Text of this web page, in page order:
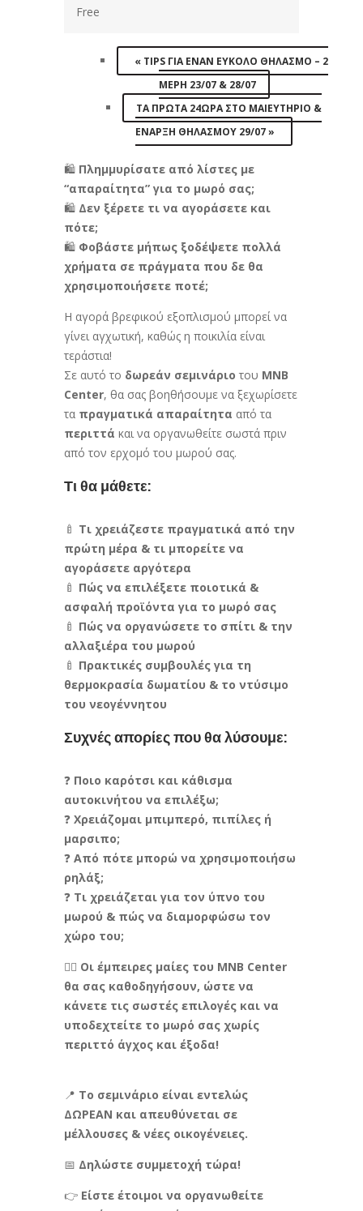
Free
«TIPS ΓΙΑ ΕΝΑΝ ΕΥΚΟΛΟ ΘΗΛΑΣΜΟ – 2
ΜΈΡΗ 23/07 & 28/07
ΤΑ ΠΡΩΤΑ 24ΩΡΑ ΣΤΟ ΜΑΙΕΥΤΗΡΙΟ &
ΕΝΑΡΞΗ ΘΗΛΑΣΜΟΥ 29/07»
🛍️ Πλημμυρίσατε από λίστες με
“απαραίτητα” για το μωρό σας;
🛍️ Δεν ξέρετε τι να αγοράσετε και
πότε;
🛍️ Φοβάστε μήπως ξοδέψετε πολλά
χρήματα σε πράγματα που δε θα
χρησιμοποιήσετε ποτέ;
Η αγορά βρεφικού εξοπλισμού μπορεί να
γίνει αγχωτική, καθώς η ποικιλία είναι
τεράστια!
Σε αυτό το δωρεάν σεμινάριο του MNB
Center, θα σας βοηθήσουμε να ξεχωρίσετε
τα πραγματικά απαραίτητα από τα
περιττά και να οργανωθείτε σωστά πριν
από τον ερχομό του μωρού σας.
Τι θα μάθετε:
🍼 Τι χρειάζεστε πραγματικά από την
πρώτη μέρα & τι μπορείτε να
αγοράσετε αργότερα
🍼 Πώς να επιλέξετε ποιοτικά &
ασφαλή προϊόντα για το μωρό σας
🍼 Πώς να οργανώσετε το σπίτι & την
αλλαξιέρα του μωρού
🍼 Πρακτικές συμβουλές για τη
θερμοκρασία δωματίου & το ντύσιμο
του νεογέννητου
Συχνές απορίες που θα λύσουμε:
❓ Ποιο καρότσι και κάθισμα
αυτοκινήτου να επιλέξω;
❓ Χρειάζομαι μπιμπερό, πιπίλες ή
μαρσιπο;
❓ Από πότε μπορώ να χρησιμοποιήσω
ρηλάξ;
❓ Τι χρειάζεται για τον ύπνο του
μωρού & πώς να διαμορφώσω τον
χώρο του;
👩‍⚕️ Οι έμπειρες μαίες του MNB Center
θα σας καθοδηγήσουν, ώστε να
κάνετε τις σωστές επιλογές και να
υποδεχτείτε το μωρό σας χωρίς
περιττό άγχος και έξοδα!
📍 Το σεμινάριο είναι εντελώς
ΔΩΡΕΑΝ και απευθύνεται σε
μέλλουσες & νέες οικογένειες.
📅 Δηλώστε συμμετοχή τώρα!
👉 Είστε έτοιμοι να οργανωθείτε